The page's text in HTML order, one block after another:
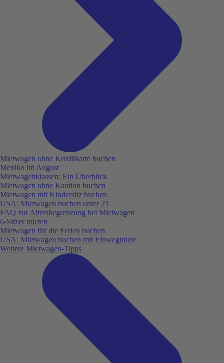
Mietwagen ohne Kreditkarte buchen
Mexiko im August
Mietwagenklassen: Ein Überblick
Mietwagen ohne Kaution buchen
Mietwagen mit Kindersitz buchen
USA: Mietwagen buchen unter 21
FAQ zur Altersbegrenzung bei Mietwagen
6-Sitzer mieten
Mietwagen für die Ferien buchen
USA: Mietwagen buchen mit Einwegmiete
Weitere Mietwagen-Tipps